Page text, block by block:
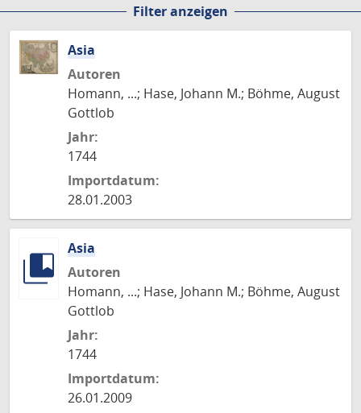
Filter anzeigen
Asia
Autoren
Homann, ...; Hase, Johann M.; Böhme, August
Gottlob
Jahr:
1744
Importdatum:
28.01.2003
Asia
Autoren
Homann, ...; Hase, Johann M.; Böhme, August
Gottlob
Jahr:
1744
Importdatum:
26.01.2009